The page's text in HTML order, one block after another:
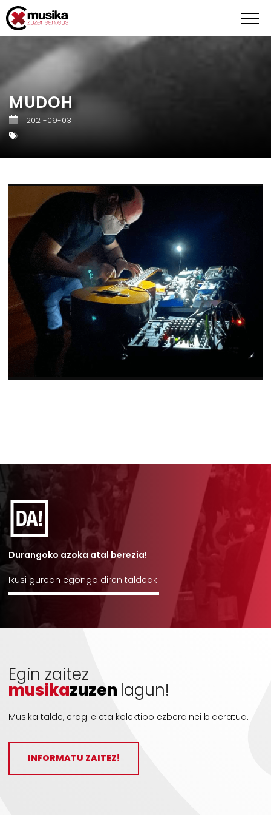
MUDOH
2021-09-03
Durangoko azoka atal berezia!
Ikusi gurean egongo diren taldeak!
Egin zaitez
musikazuzen lagun!
Musika talde, eragile eta kolektibo ezberdinei bideratua.
INFORMATU ZAITEZ!